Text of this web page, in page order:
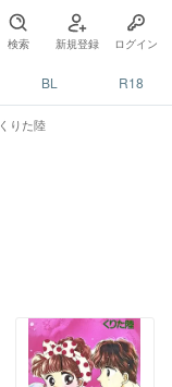
検索 新規登録 ログイン
BL R18
くりた陸